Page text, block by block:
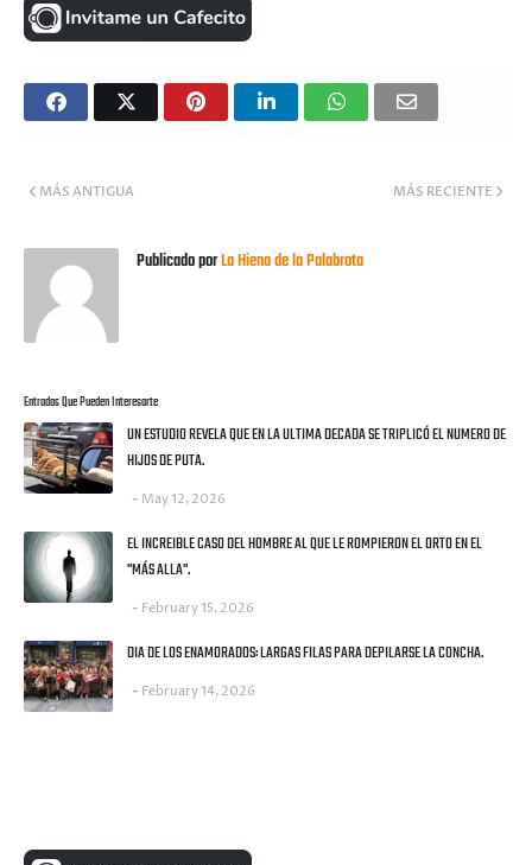
MÁS RECIENTE
MÁS ANTIGUA
Publicado porLa Hiena de la Palabrota
Entradas Que Pueden Interesarte
UN ESTUDIO REVELA QUE EN LA ULTIMA DECADA SE TRIPLICÓ EL NUMERO DE
HIJOS DE PUTA.
May 12, 2026
EL INCREIBLE CASO DEL HOMBRE AL QUE LE ROMPIERON EL ORTO EN EL
"MÁS ALLA".
February 15, 2026
DIA DE LOS ENAMORADOS: LARGAS FILAS PARA DEPILARSE LA CONCHA.
February 14, 2026